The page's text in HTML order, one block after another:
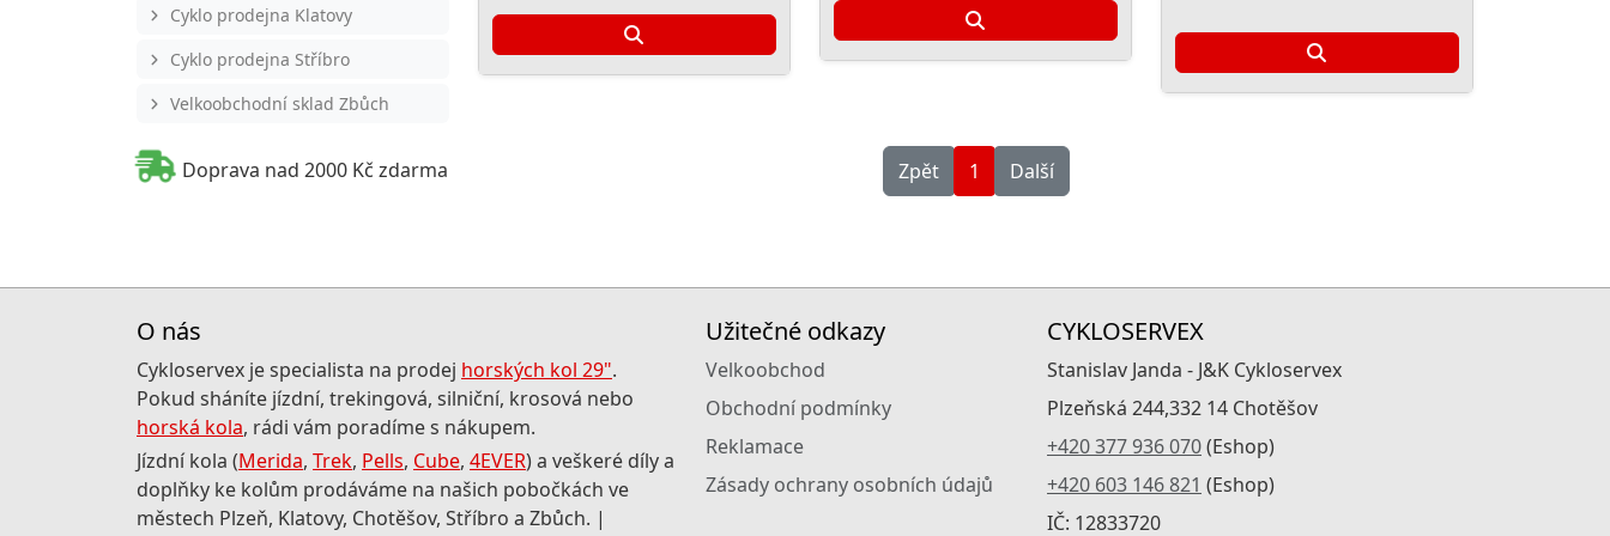
Cyklo prodejna Klatovy
Cyklo prodejna Stříbro
Velkoobchodní sklad Zbůch
Doprava nad 2000 Kč zdarma Zpět 1 Další
O nás
Cykloservex je specialista na prodej horských kol 29".
Pokud sháníte jízdní, trekingová, silniční, krosová nebo
horská kola, rádi vám poradíme s nákupem.
Jízdní kola (Merida, Trek, Pells, Cube, 4EVER) a veškeré díly a
doplňky ke kolům prodáváme na našich pobočkách ve
městech Plzeň, Klatovy, Chotěšov, Stříbro a Zbůch. |
Užitečné odkazy
Velkoobchod
Obchodní podmínky
Reklamace
Zásady ochrany osobních údajů
CYKLOSERVEX
Stanislav Janda - J&K Cykloservex
Plzeňská 244,332 14 Chotěšov
+420 377 936 070(Eshop)
+420 603 146 821 (Eshop)
IČ: 12833720